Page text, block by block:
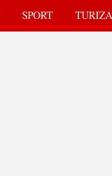
SPORT